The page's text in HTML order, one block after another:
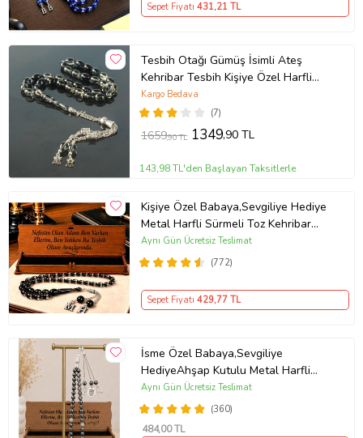
Sepet Fiyatı 431,21 TL
Tesbih Otağı Gümüş İsimli Ateş
Kehribar Tesbih Kişiye Özel Harfli
Ahşap Kutulu Sertifikalı Tespih
(Siyah)
(7)
Kargo Bedava
1659,90 TL 1349,90 TL
143,98 TL'den Başlayan Taksitlerle
Kişiye Özel Babaya,Sevgiliye Hediye
Metal Harfli Sürmeli Toz Kehribar
Tesbih [ 5 Renk ] (Siyah)
(772)
Aynı Gün Ücretsiz Teslimat
Sepet Fiyatı 429,77 TL
İsme Özel Babaya,Sevgiliye
HediyeAhşap Kutulu Metal Harfli
Doğal Hematit Stres Taşı Tesbih
(Gri)
(360)
Aynı Gün Ücretsiz Teslimat
484,00 TL